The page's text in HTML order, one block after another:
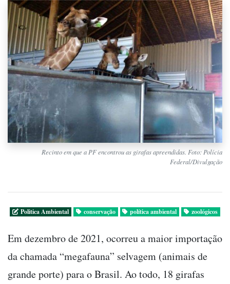
Recinto em que a PF encontrou as girafas apreendidas. Foto: Polícia
Federal/Divulgação
Politica Ambiental conservação política ambiental zoológicos
Em dezembro de 2021, ocorreu a maior importação
da chamada “megafauna” selvagem (animais de
grande porte) para o Brasil. Ao todo, 18 girafas